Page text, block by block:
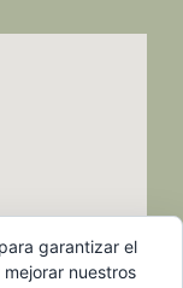
garantizar el
nuestros